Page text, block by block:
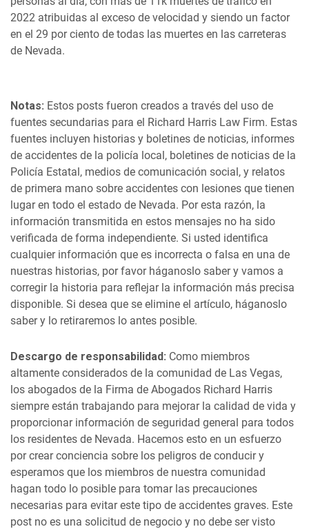
2022 atribuidas al exceso de velocidad y siendo un factor
en el 29 por ciento de todas las muertes en las carreteras
de Nevada.
Notas: Estos posts fueron creados a través del uso de
fuentes secundarias para el Richard Harris Law Firm. Estas
fuentes incluyen historias y boletines de noticias, informes
de accidentes de la policía local, boletines de noticias de la
Policía Estatal, medios de comunicación social, y relatos
de primera mano sobre accidentes con lesiones que tienen
lugar en todo el estado de Nevada. Por esta razón, la
información transmitida en estos mensajes no ha sido
verificada de forma independiente. Si usted identifica
cualquier información que es incorrecta o falsa en una de
nuestras historias, por favor háganoslo saber y vamos a
corregir la historia para reflejar la información más precisa
disponible. Si desea que se elimine el artículo, háganoslo
saber y lo retiraremos lo antes posible.
Descargo de responsabilidad: Como miembros
altamente considerados de la comunidad de Las Vegas,
los abogados de la Firma de Abogados Richard Harris
siempre están trabajando para mejorar la calidad de vida y
proporcionar información de seguridad general para todos
los residentes de Nevada. Hacemos esto en un esfuerzo
por crear conciencia sobre los peligros de conducir y
esperamos que los miembros de nuestra comunidad
hagan todo lo posible para tomar las precauciones
necesarias para evitar este tipo de accidentes graves. Este
post no es una solicitud de negocio y no debe ser visto